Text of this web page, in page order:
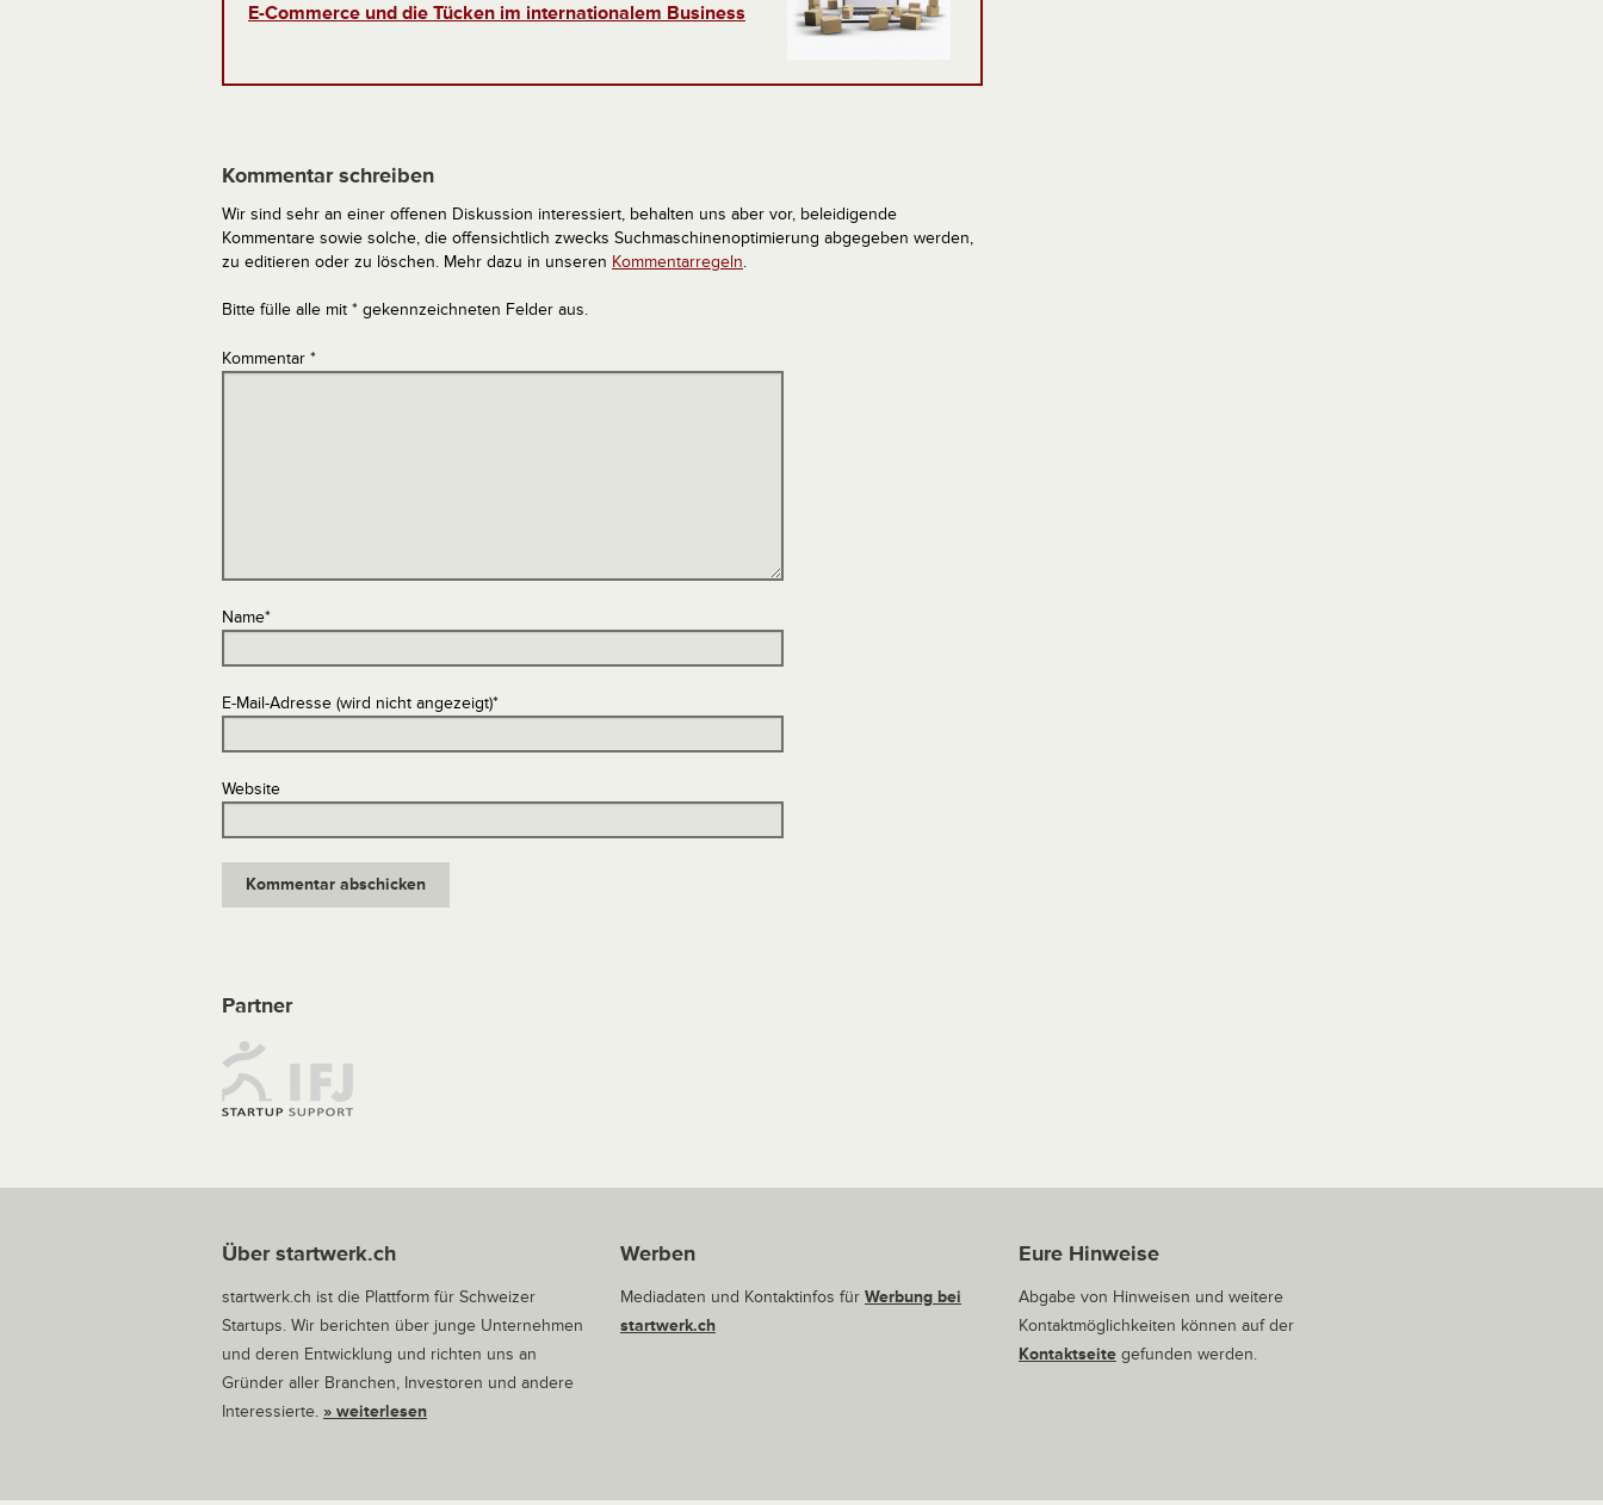
E-Commerce und die Tücken im internationalem Business
Kommentar schreiben
Wir sind sehr an einer offenen Diskussion interessiert, behalten uns aber vor, beleidigende
Kommentare sowie solche, die offensichtlich zwecks Suchmaschinenoptimierung abgegeben werden,
zu editieren oder zu löschen. Mehr dazu in unseren Kommentarregeln.
Bitte fülle alle mit * gekennzeichneten Felder aus.
Kommentar *
Name*
E-Mail-Adresse (wird nicht angezeigt)*
Website
Partner
Über startwerk.ch
startwerk.ch ist die Plattform für Schweizer
Startups. Wir berichten über junge Unternehmen
und deren Entwicklung und richten uns an
Gründer aller Branchen, Investoren und andere
Interessierte. » weiterlesen
Werben
Mediadaten und Kontaktinfos für Werbung bei
startwerk.ch
Eure Hinweise
Abgabe von Hinweisen und weitere
Kontaktmöglichkeiten können auf der
Kontaktseitegefunden werden.